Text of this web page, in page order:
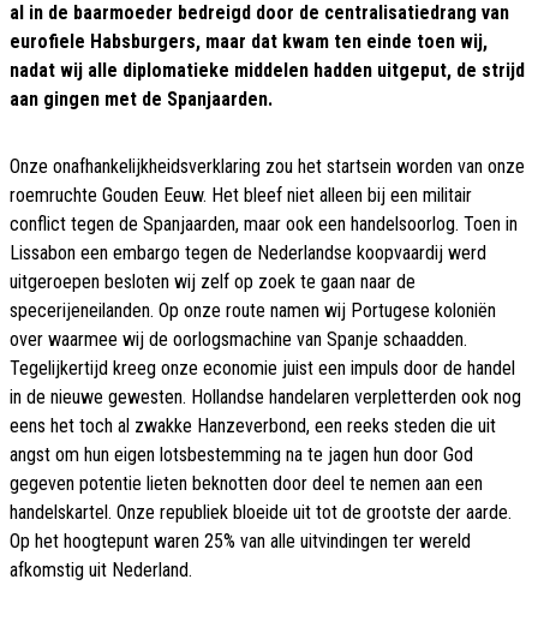
al in de baarmoeder bedreigd door de centralisatiedrang van
eurofiele Habsburgers, maar dat kwam ten einde toen wij,
nadat wij alle diplomatieke middelen hadden uitgeput, de strijd
aan gingen met de Spanjaarden.
Onze onafhankelijkheidsverklaring zou het startsein worden van onze
roemruchte Gouden Eeuw. Het bleef niet alleen bij een militair
conflict tegen de Spanjaarden, maar ook een handelsoorlog. Toen in
Lissabon een embargo tegen de Nederlandse koopvaardij werd
uitgeroepen besloten wij zelf op zoek te gaan naar de
specerijeneilanden. Op onze route namen wij Portugese koloniën
over waarmee wij de oorlogsmachine van Spanje schaadden.
Tegelijkertijd kreeg onze economie juist een impuls door de handel
in de nieuwe gewesten. Hollandse handelaren verpletterden ook nog
eens het toch al zwakke Hanzeverbond, een reeks steden die uit
angst om hun eigen lotsbestemming na te jagen hun door God
gegeven potentie lieten beknotten door deel te nemen aan een
handelskartel. Onze republiek bloeide uit tot de grootste der aarde.
Op het hoogtepunt waren 25% van alle uitvindingen ter wereld
afkomstig uit Nederland.